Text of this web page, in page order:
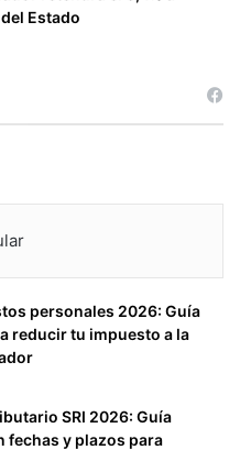
Estado
personales 2026: Guía
reducir tu impuesto a la
SRI 2026: Guía
fechas y plazos para